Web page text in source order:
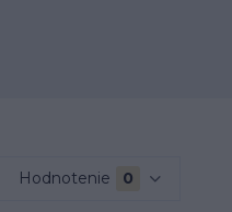
Hodnotenie 0